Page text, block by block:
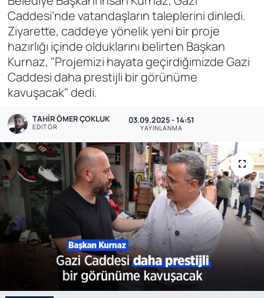
Caddesi’nde vatandaşların taleplerini dinledi.
Ziyarette, caddeye yönelik yeni bir proje
hazırlığı içinde olduklarını belirten Başkan
Kurnaz, "Projemizi hayata geçirdiğimizde Gazi
Caddesi daha prestijli bir görünüme
kavuşacak" dedi.
TAHIR ÖMER ÇOKLUK
EDITÖR
03.09.2025 - 14:51
YAYINLANMA
Dünya
Ekonomi
Genel
Gündem
Özel Haber
POLİTİKA
Siyaset
Web Tv